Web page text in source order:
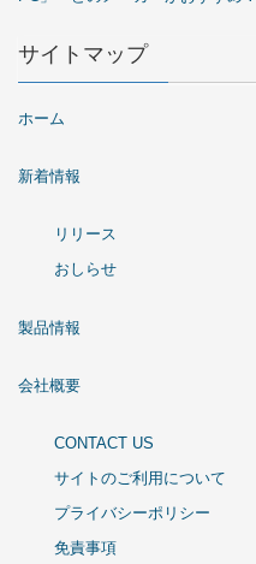
サイトマップ
ホーム
新着情報
リリース
おしらせ
製品情報
会社概要
CONTACT US
サイトのご利用について
プライバシーポリシー
免責事項